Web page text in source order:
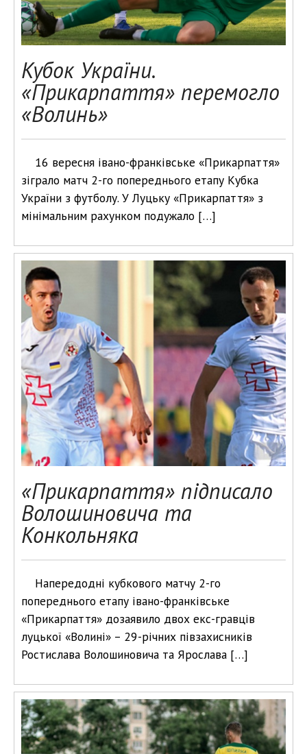
Кубок України.
«Прикарпаття» перемогло
«Волинь»
16 вересня івано-франківське «Прикарпаття»
зіграло матч 2-го попереднього етапу Кубка
України з футболу. У Луцьку «Прикарпаття» з
мінімальним рахунком подужало […]
«Прикарпаття» підписало
Волошиновича та
Конкольняка
Напередодні кубкового матчу 2-го
попереднього етапу івано-франківське
«Прикарпаття» дозаявило двох екс-гравців
луцької «Волині» – 29-річних півзахисників
Ростислава Волошиновича та Ярослава […]